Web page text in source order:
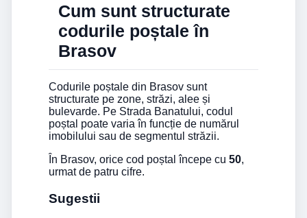
Cum sunt structurate
codurile poștale în
Brasov
Codurile poștale din Brasov sunt
structurate pe zone, străzi, alee și
bulevarde. Pe Strada Banatului, codul
poștal poate varia în funcție de numărul
imobilului sau de segmentul străzii.
În Brasov, orice cod poștal începe cu 50,
urmat de patru cifre.
Sugestii